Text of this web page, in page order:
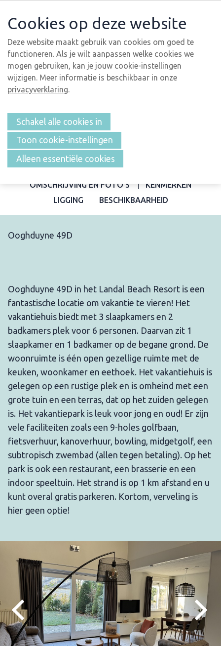
OVERZICHT
OMSCHRIJVING EN FOTO'S
KENMERKEN
LIGGING
BESCHIKBAARHEID
Ooghduyne 49D
Ooghduyne 49D in het Landal Beach Resort is een
fantastische locatie om vakantie te vieren! Het
vakantiehuis biedt met 3 slaapkamers en 2
badkamers plek voor 6 personen. Daarvan zit 1
slaapkamer en 1 badkamer op de begane grond. De
woonruimte is één open gezellige ruimte met de
keuken, woonkamer en eethoek. Het vakantiehuis is
gelegen op een rustige plek en is omheind met een
grote tuin en een terras, dat op het zuiden gelegen
is. Het vakantiepark is leuk voor jong en oud! Er zijn
vele faciliteiten zoals een 9-holes golfbaan,
fietsverhuur, kanoverhuur, bowling, midgetgolf, een
subtropisch zwembad (allen tegen betaling). Op het
park is ook een restaurant, een brasserie en een
indoor speeltuin. Het strand is op 1 km afstand en u
kunt overal gratis parkeren. Kortom, verveling is
hier geen optie!
Cookies op deze website
Deze website maakt gebruik van cookies om goed te
functioneren. Als je wilt aanpassen welke cookies we
mogen gebruiken, kan je jouw cookie-instellingen
wijzigen. Meer informatie is beschikbaar in onze
privacyverklaring.
Schakel alle cookies in
Toon cookie-instellingen
Alleen essentiële cookies